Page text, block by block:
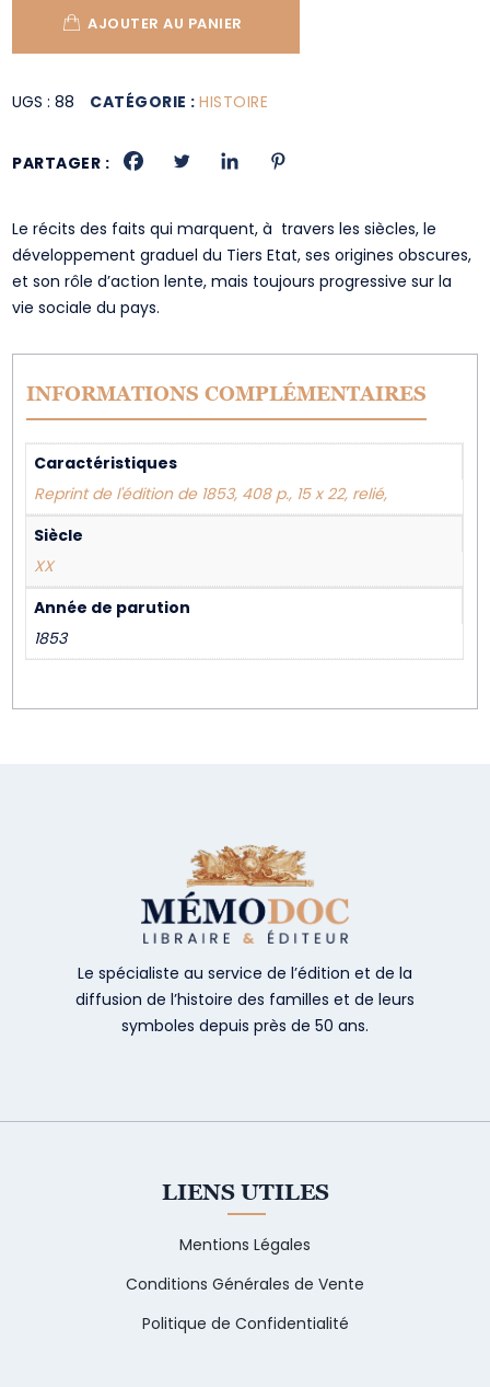
AJOUTER AU PANIER
UGS :88 CATÉGORIE :HISTOIRE
PARTAGER :
Le récits des faits qui marquent, à travers les siècles, le
développement graduel du Tiers Etat, ses origines obscures,
et son rôle d’action lente, mais toujours progressive sur la
vie sociale du pays.
INFORMATIONS COMPLÉMENTAIRES
Caractéristiques
Reprint de l'édition de 1853, 408 p., 15 x 22, relié,
Siècle
XX
Année de parution
1853
Le spécialiste au service de l’édition et de la
diffusion de l’histoire des familles et de leurs
symboles depuis près de 50 ans.
LIENS UTILES
Mentions Légales
Conditions Générales de Vente
Politique de Confidentialité